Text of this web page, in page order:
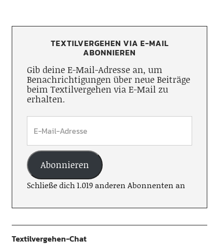
TEXTILVERGEHEN VIA E-MAIL
ABONNIEREN
Gib deine E-Mail-Adresse an, um
Benachrichtigungen über neue Beiträge
beim Textilvergehen via E-Mail zu
erhalten.
Abonnieren
Schließe dich 1.019 anderen Abonnenten an
Textilvergehen-Chat